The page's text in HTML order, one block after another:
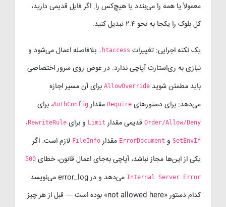
معمولاً یا همه را می‌بندد یا هیچ‌کس را. اگر فایل قدیمی دارید،
کل بلوک را یکجا به نحو ۲.۴ تبدیل کنید.
یک نکته اجرایی: تغییرات .htaccess بلافاصله اعمال می‌شود و
نیازی به ری‌استارت آپاچی ندارد. در عوض روی سرور اختصاصی
باید مطمئن شوید AllowOverride برای آن مسیر اجازه
می‌دهد: برای دستورهای Require مقدار AuthConfig، برای
Order/Allow/Deny قدیمی مقدار Limit و برای RewriteRule،
SetEnvIf و ErrorDocument مقدار FileInfo لازم است. اگر
یکی از این‌ها مجاز نباشد، آپاچی به‌جای اعمال قانون، خطای 500
Internal Server Error
می‌دهد و در error_log می‌نویسد
کدام دستور «not allowed here» بوده است — قبل از هر چیز